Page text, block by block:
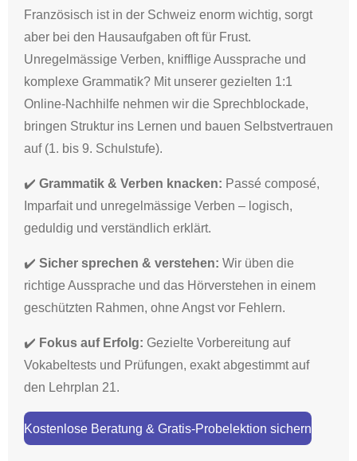
Französisch ist in der Schweiz enorm wichtig, sorgt
aber bei den Hausaufgaben oft für Frust.
Unregelmässige Verben, knifflige Aussprache und
komplexe Grammatik? Mit unserer gezielten 1:1
Online-Nachhilfe nehmen wir die Sprechblockade,
bringen Struktur ins Lernen und bauen Selbstvertrauen
auf (1. bis 9. Schulstufe).
✔️ Grammatik & Verben knacken: Passé composé,
Imparfait und unregelmässige Verben – logisch,
geduldig und verständlich erklärt.
✔️ Sicher sprechen & verstehen: Wir üben die
richtige Aussprache und das Hörverstehen in einem
geschützten Rahmen, ohne Angst vor Fehlern.
✔️ Fokus auf Erfolg: Gezielte Vorbereitung auf
Vokabeltests und Prüfungen, exakt abgestimmt auf
den Lehrplan 21.
Kostenlose Beratung & Gratis-Probelektion sichern